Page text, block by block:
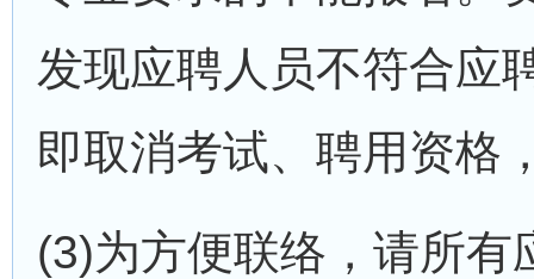
发现应聘人员不符合应
即取消考试、聘用资格
(3)为方便联络，请所